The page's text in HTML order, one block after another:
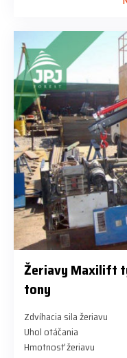
Žeriavy Maxilift
tony
Zdvíhacia sila žeriavu
Uhol otáčania
Hmotnosť žeriavu